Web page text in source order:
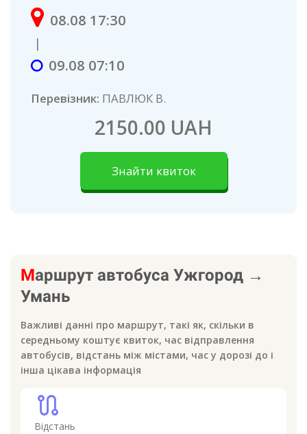
08.08 17:30
|
09.08 07:10
Перевізник: ПАВЛЮК В.
Знайти квиток
2150.00 UAH
Маршрут автобуса Ужгород →
Умань
Важливі данні про маршрут, такі як, скільки в
середньому коштує квиток, час відправлення
автобусів, відстань між містами, час у дорозі до і
інша цікава інформація
route
Відстань